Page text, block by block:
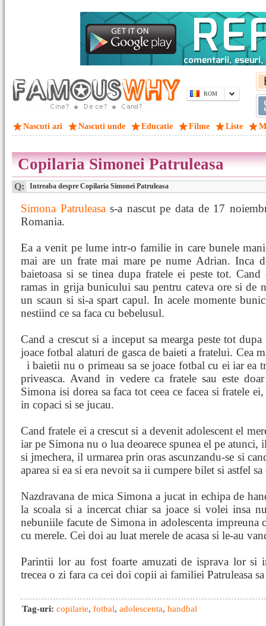
ROM
Nascuti azi Nascuti unde Educatie Filme Liste
Copilaria Simonei Patruleasa
Q: Intreaba despre Copilaria Simonei Patruleasa
Simona Patruleasas-a nascut pe data de 17
Romania.
Ea a venit pe lume intr-o familie in care bunele
mai are un frate mai mare pe nume Adrian. Inca
baietoasa si se tinea dupa fratele ei peste tot.
ramas in grija bunicului sau pentru cateva ore si de
un scaun si si-a spart capul. In acele momente
nestiind ce sa faca cu bebelusul.
Cand a crescut si a inceput sa mearga peste tot
joace fotbal alaturi de gasca de baieti a fratelui. Cea
i baietii nu o primeau sa se joace fotbal cu ei iar ea
priveasca. Avand in vedere ca fratele sau este
Simona isi dorea sa faca tot ceea ce facea si fratele
in copaci si se jucau.
Cand fratele ei a crescut si a devenit adolescent el
iar pe Simona nu o lua deoarece spunea el pe atunci,
si jmechera, il urmarea prin oras ascunzandu-se si
aparea si ea si era nevoit sa ii cumpere bilet si astfel
Nazdravana de mica Simona a jucat in echipa de
la scoala si a incercat chiar sa joace si volei insa
nebuniile facute de Simona in adolescenta impreuna
cu merele. Cei doi au luat merele de acasa si le-au
Parintii lor au fost foarte amuzati de isprava lor si
trecea o zi fara ca cei doi copii ai familiei Patruleasa
Tag-uri: copilarie, fotbal, adolescenta, handbal